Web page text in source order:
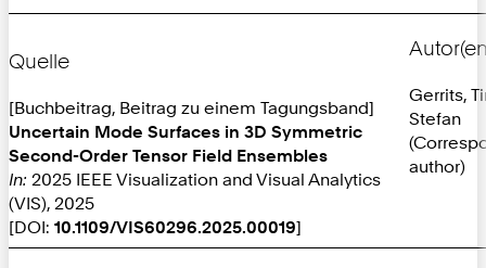
Quelle
[Buchbeitrag, Beitrag zu einem Tagungsband]
Uncertain Mode Surfaces in 3D Symmetric
Second-Order Tensor Field Ensembles
In: 2025 IEEE Visualization and Visual Analytics
(VIS), 2025
[DOI: 10.1109/VIS60296.2025.00019]
Gerrits,
Stefan
author)